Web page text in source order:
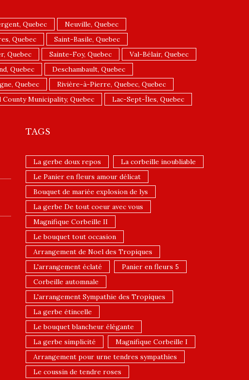
Quebec
Neuville, Quebec
Quebec
Saint-Basile, Quebec
Quebec Sainte-Foy, Quebec
Val-Bélair, Quebec
Quebec
Deschambault, Quebec
Quebec
Rivière-à-Pierre, Quebec, Quebec
Municipality, Quebec Lac-Sept-Îles, Quebec
TAGS
La gerbe doux repos
La corbeille inoubliable
Le Panier en fleurs amour délicat
Bouquet de mariée explosion de lys
La gerbe De tout coeur avec vous
Magnifique Corbeille II
Le bouquet tout occasion
Arrangement de Noel des Tropiques
L'arrangement éclaté
Panier en fleurs 5
Corbeille automnale
L'arrangement Sympathie des Tropiques
La gerbe étincelle
Le bouquet blancheur élégante
La gerbe simplicité
Magnifique Corbeille I
Arrangement pour urne tendres sympathies
Le coussin de tendre roses